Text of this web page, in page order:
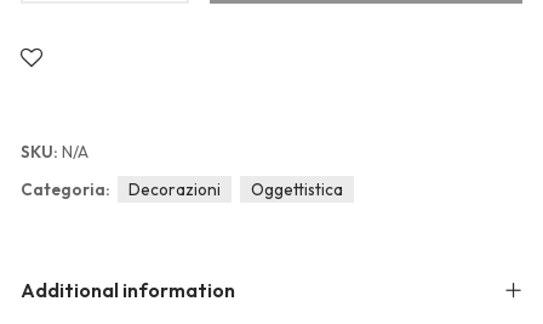
Additional information
SKU: N/A
Categoria:
Decorazioni Oggettistica